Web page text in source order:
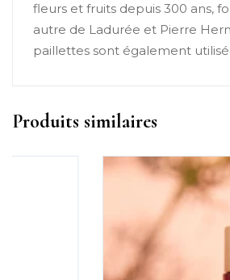
fleurs et fruits depuis 300 ans,
autre de Ladurée et Pierre
paillettes sont également
Produits similaires